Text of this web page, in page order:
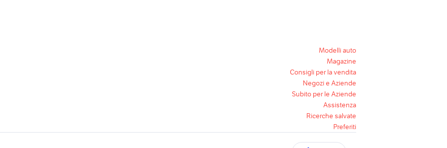
Modelli auto
Magazine
Consigli per la vendita
Negozi e Aziende
Subito per le Aziende
Assistenza
Ricerche salvate
Preferiti